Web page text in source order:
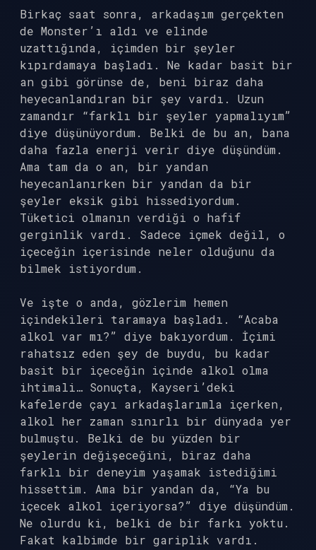
Birkaç saat sonra, arkadaşım gerçekten
de Monster’ı aldı ve elinde
uzattığında, içimden bir şeyler
kıpırdamaya başladı. Ne kadar basit bir
an gibi görünse de, beni biraz daha
heyecanlandıran bir şey vardı. Uzun
zamandır “farklı bir şeyler yapmalıyım”
diye düşünüyordum. Belki de bu an, bana
daha fazla enerji verir diye düşündüm.
Ama tam da o an, bir yandan
heyecanlanırken bir yandan da bir
şeyler eksik gibi hissediyordum.
Tüketici olmanın verdiği o hafif
gerginlik vardı. Sadece içmek değil, o
içeceğin içerisinde neler olduğunu da
bilmek istiyordum.
Ve işte o anda, gözlerim hemen
içindekileri taramaya başladı. “Acaba
alkol var mı?” diye bakıyordum. İçimi
rahatsız eden şey de buydu, bu kadar
basit bir içeceğin içinde alkol olma
ihtimali… Sonuçta, Kayseri’deki
kafelerde çayı arkadaşlarımla içerken,
alkol her zaman sınırlı bir dünyada yer
bulmuştu. Belki de bu yüzden bir
şeylerin değişeceğini, biraz daha
farklı bir deneyim yaşamak istediğimi
hissettim. Ama bir yandan da, “Ya bu
içecek alkol içeriyorsa?” diye düşündüm.
Ne olurdu ki, belki de bir farkı yoktu.
Fakat kalbimde bir gariplik vardı.